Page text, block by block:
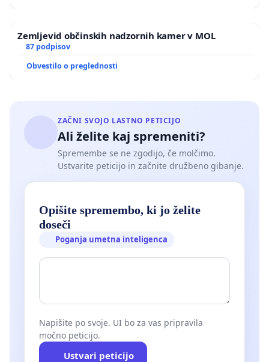
Zemljevid občinskih nadzornih kamer v MOL
87 podpisov
Obvestilo o preglednosti
ZAČNI SVOJO LASTNO PETICIJO
Ali želite kaj spremeniti?
Spremembe se ne zgodijo, če molčimo.
Ustvarite peticijo in začnite družbeno gibanje.
Opišite spremembo, ki jo želite
doseči
Poganja umetna inteligenca
Napišite po svoje. UI bo za vas pripravila
močno peticijo.
Ustvari peticijo